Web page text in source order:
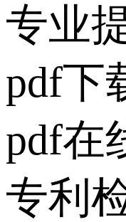
专业
pdf下
pdf在
专利